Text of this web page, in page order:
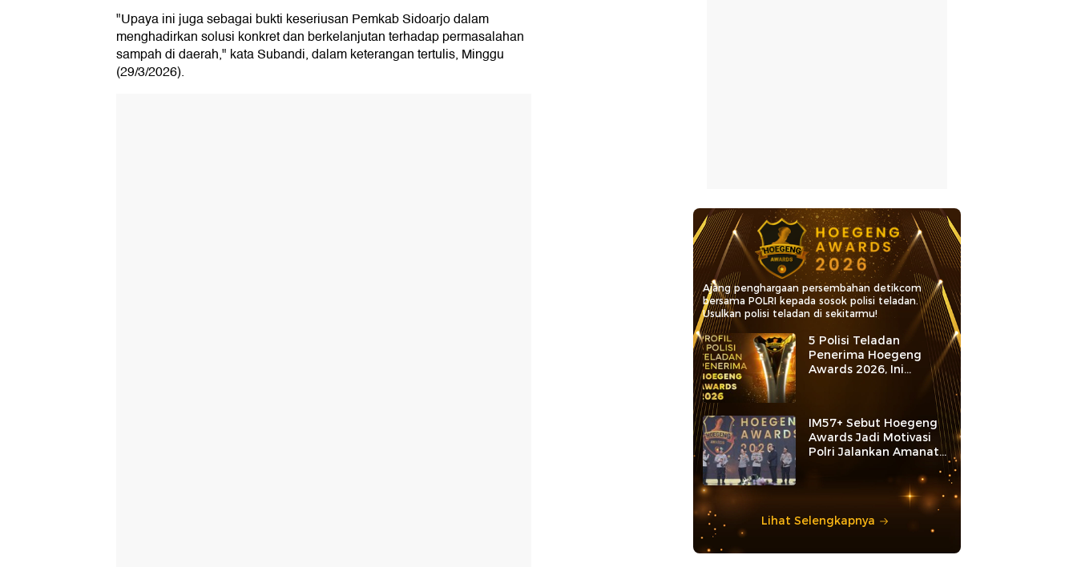
"Upaya ini juga sebagai bukti keseriusan Pemkab Sidoarjo dalam
menghadirkan solusi konkret dan berkelanjutan terhadap permasalahan
sampah di daerah," kata Subandi, dalam keterangan tertulis, Minggu
(29/3/2026).
Ajang penghargaan persembahan detikcom
bersama POLRI kepada sosok polisi teladan.
Usulkan polisi teladan di sekitarmu!
5 Polisi Teladan
Penerima Hoegeng
Awards 2026, Ini
Kategori dan Kiprahnya
IM57+ Sebut Hoegeng
Awards Jadi Motivasi
Polri Jalankan Amanat
Lihat Selengkapnya